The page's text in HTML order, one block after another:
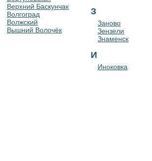
Верхний Баскунчак
Волгоград
Волжский
Вышний Волочёк
З
Заново
Зензели
Знаменск
И
Иноковка